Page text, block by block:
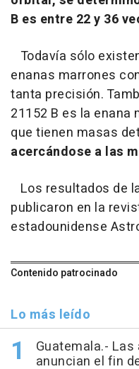
B es entre 22 y 36
Todavía sólo
enanas marrones
tanta precisión.
21152 B es la enana
que tienen masas
acercándose a las
Los resultados de
publicaron en la
estadounidense
Contenido patrocinado
Lo más leído
Guatemala.-
anuncian el fin